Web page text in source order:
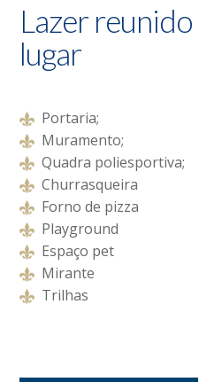
Lazer reunido
lugar
Portaria;
Muramento;
Quadra poliesportiva;
Churrasqueira
Forno de pizza
Playground
Espaço pet
Mirante
Trilhas